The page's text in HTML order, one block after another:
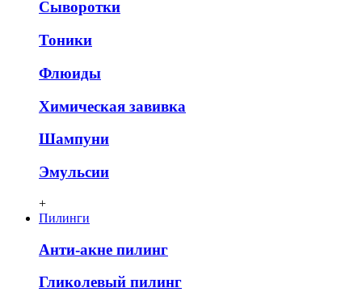
Сыворотки
Тоники
Флюиды
Химическая завивка
Шампуни
Эмульсии
+
Пилинги
Анти-акне пилинг
Гликолевый пилинг